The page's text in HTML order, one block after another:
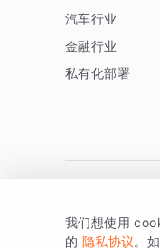
汽车行业
金融行业
私有化部署
版权所有 © 北
我们想使用
的 隐私协议。